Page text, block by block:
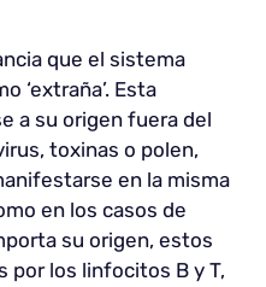
que el sistema
‘extraña’. Esta
a su origen fuera del
toxinas o polen,
en la misma
en los casos de
su origen, estos
por los linfocitos B y T,